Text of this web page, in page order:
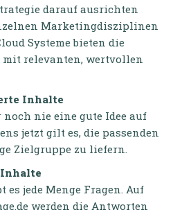
darauf ausrichten
Marketingdisziplinen
Systeme bieten die
mit relevanten, wertvollen
Inhalte
noch nie eine gute Idee auf
jetzt gilt es, die passenden
Zielgruppe zu liefern.
es jede Menge Fragen. Auf
werden die Antworten